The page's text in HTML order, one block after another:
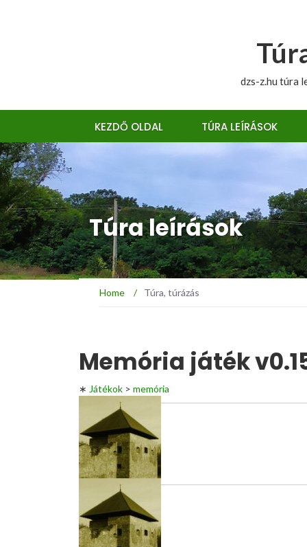
dzs-z.hu túra
KEZDŐ OLDAL TÚRA LEÍRÁSOK
Túra leírások
Home / Túra, túrázás
Memória játék
∗ Játékok > memória